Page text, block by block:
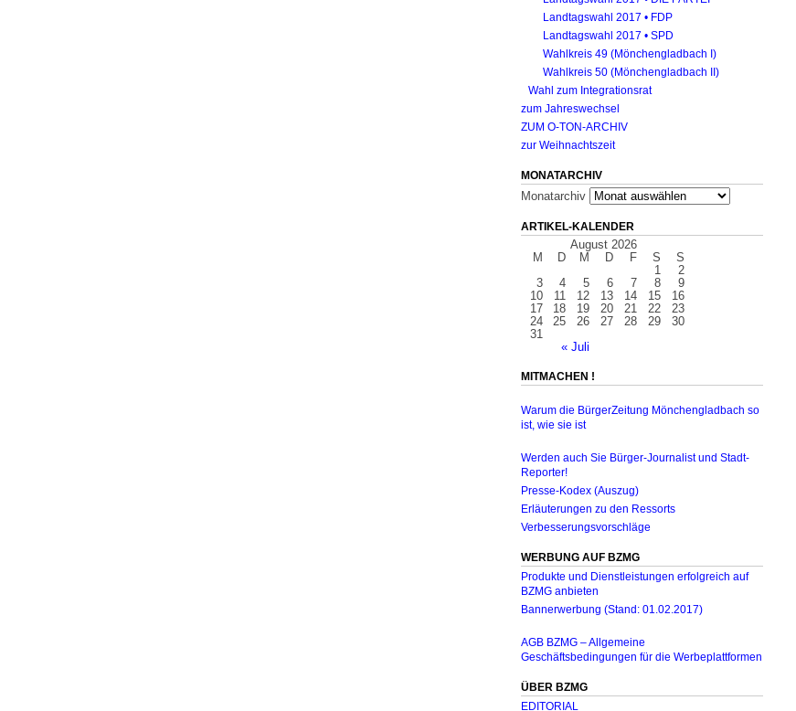
Landtagswahl 2017 • FDP
Landtagswahl 2017 • SPD
Wahlkreis 49 (Mönchengladbach I)
Wahlkreis 50 (Mönchengladbach II)
Wahl zum Integrationsrat
zum Jahreswechsel
ZUM O-TON-ARCHIV
zur Weihnachtszeit
MONATARCHIV
Monatarchiv
ARTIKEL-KALENDER
August 2026
M
D M D F S S
« Juli
1
2
3
4 5 6 7 8
9
10
11 12 13 14 15
16
17
18 19 20 21 22
23
24
25 26 27 28 29
30
31
MITMACHEN !
Warum die BürgerZeitung Mönchengladbach so
ist, wie sie ist
Werden auch Sie Bürger-Journalist und Stadt-
Reporter!
Presse-Kodex (Auszug)
Erläuterungen zu den Ressorts
Verbesserungsvorschläge
WERBUNG AUF BZMG
Produkte und Dienstleistungen erfolgreich auf
BZMG anbieten
Bannerwerbung (Stand: 01.02.2017)
AGB BZMG – Allgemeine
Geschäftsbedingungen für die Werbeplattformen
ÜBER BZMG
EDITORIAL